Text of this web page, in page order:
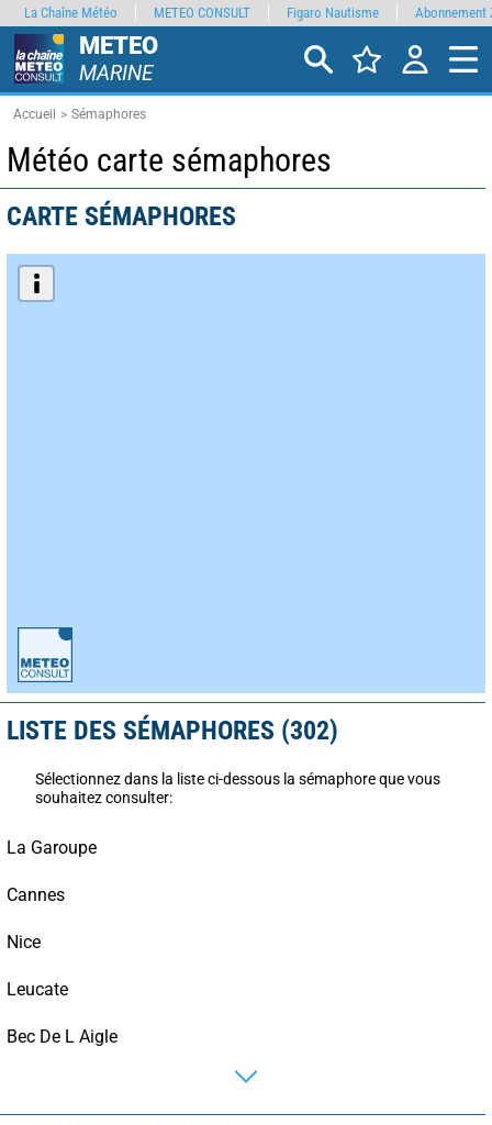
METEO
MARINE
Accueil Sémaphores
Météo carte sémaphores
CARTE SÉMAPHORES
LISTE DES SÉMAPHORES (302)
Sélectionnez dans la liste ci-dessous la sémaphore que vous
souhaitez consulter:
La Garoupe
Cannes
Nice
Leucate
Bec De L Aigle
La Chaîne Météo METEO CONSULT Figaro Nautisme Abonnement